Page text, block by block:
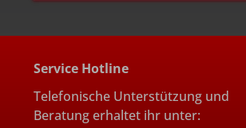
Service Hotline
Telefonische Unterstützung und
Beratung erhaltet ihr unter: